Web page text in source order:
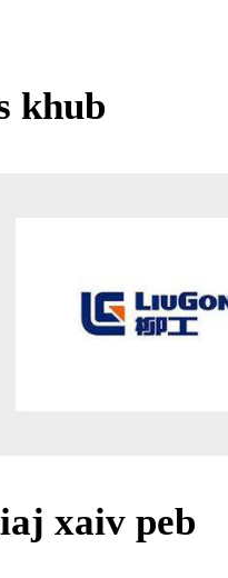
khub
xaiv peb